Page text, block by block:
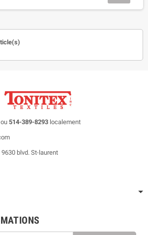
ou 514-389-8293 localement
blvd. St-laurent